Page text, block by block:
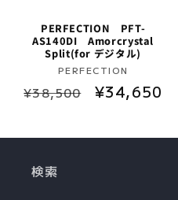
PERFECTION PFT-
AS140DI Amorcrystal
Split(for デジタル)
販
売
PERFECTION
通
¥38,500
セ
¥34,650
検索